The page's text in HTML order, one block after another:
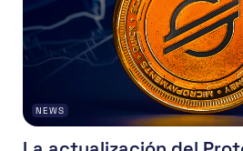
NEWS